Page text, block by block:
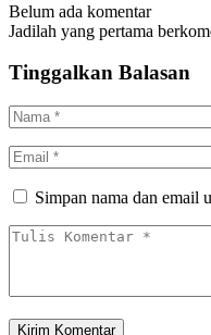
Belum ada komentar
Jadilah yang pertama
Tinggalkan Balasan
Simpan nama dan email